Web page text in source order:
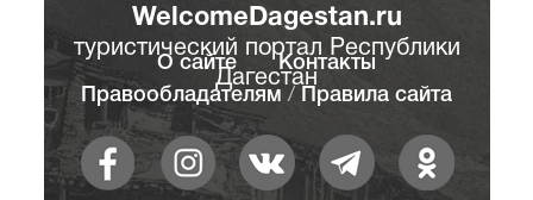
WelcomeDagestan.ru
туристический портал Республики
Дагестан
О сайте
Контакты
Правообладателям / Правила сайта